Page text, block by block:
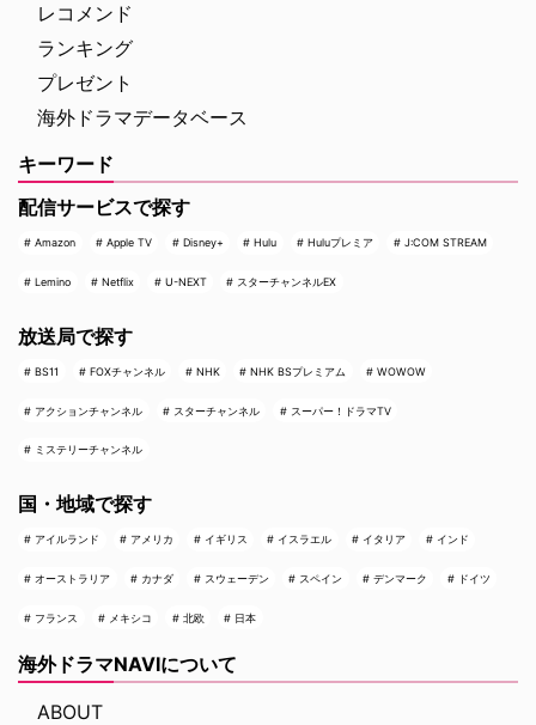
レコメンド
ランキング
プレゼント
海外ドラマデータベース
キーワード
配信サービスで探す
Amazon Apple TV Disney+ Hulu Huluプレミア J:COM STREAM
Lemino Netflix U-NEXT スターチャンネルEX
放送局で探す
BS11 FOXチャンネル NHK NHK BSプレミアム WOWOW
アクションチャンネル スターチャンネル スーパー！ドラマTV
ミステリーチャンネル
国・地域で探す
アイルランド アメリカ イギリス イスラエル イタリア インド
オーストラリア カナダ スウェーデン スペイン デンマーク ドイツ
フランス メキシコ 北欧 日本
海外ドラマNAVIについて
ABOUT